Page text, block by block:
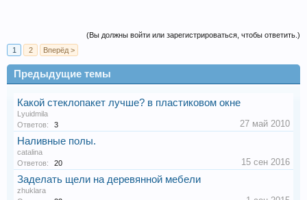
(Вы должны войти или зарегистрироваться, чтобы ответить.)
1
2 Вперёд >
Предыдущие темы
Какой стеклопакет лучше? в пластиковом окне
Lyuidmila
Ответов:
3 27 май 2010
Наливные полы.
catalina
Ответов:
20 15 сен 2016
Заделать щели на деревянной мебели
zhuklara